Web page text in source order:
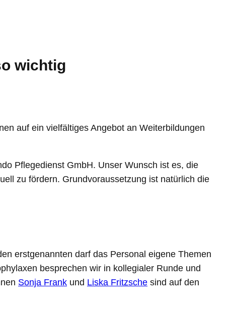
wichtig
auf ein vielfältiges Angebot an Weiterbildungen
Pflegedienst GmbH. Unser Wunsch ist es, die
zu fördern. Grundvoraussetzung ist natürlich die
erstgenannten darf das Personal eigene Themen
besprechen wir in kollegialer Runde und
Sonja Frank und Liska Fritzsche sind auf den